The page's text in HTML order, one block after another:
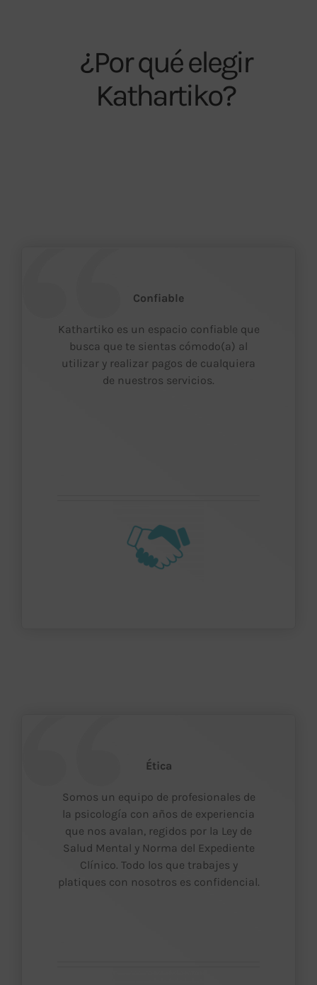
¿Por qué elegir
Kathartiko?
Confiable
Kathartiko es un espacio confiable que
busca que te sientas cómodo(a) al
utilizar y realizar pagos de cualquiera
de nuestros servicios.
Ética
Somos un equipo de profesionales de
la psicología con años de experiencia
que nos avalan, regidos por la Ley de
Salud Mental y Norma del Expediente
Clínico. Todo los que trabajes y
platiques con nosotros es confidencial.